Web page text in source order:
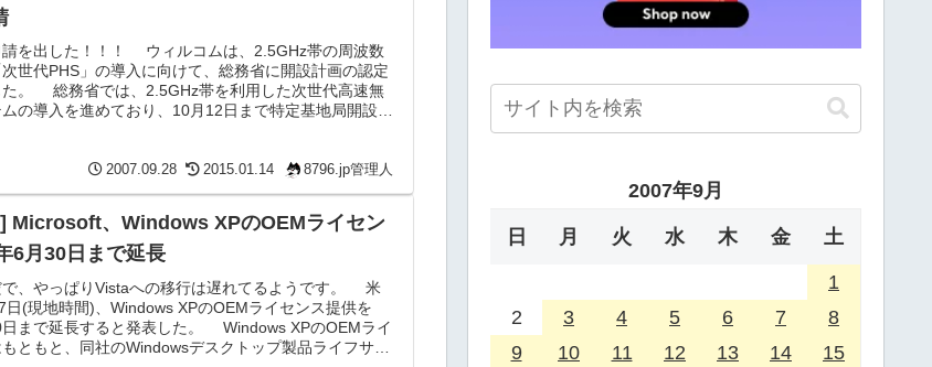
請を出した！！！ ウィルコムは、2.5GHz帯の周波数
世代PHS」の導入に向けて、総務省に開設計画の認定
た。 総務省では、2.5GHz帯を利用した次世代高速無
の導入を進めており、10月12日まで特定基地局開設の
ム、「次世代PHS」に向けて2.5GHz帯に免許申請 - ケー
うかなぁ、枠が2個...
2007.09.28 2015.01.14 8796.jp管理人
Microsoft、Windows XPのOEMライセン
6月30日まで延長
で、やっぱりVistaへの移行は遅れてるようです。 米
日(現地時間)、Windows XPのOEMライセンス提供を
まで延長すると発表した。 Windows XPのOEMライ
ともと、同社のWindowsデスクトップ製品ライフサイ
2007年9月
日 月 火 水 木 金 土
1
2
3 4 5 6 7
8
9
10 11 12 13 14
15